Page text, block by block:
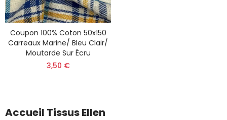
Coupon 100% Coton 50x150
Carreaux Marine/ Bleu Clair/
Moutarde Sur Écru
3,50 €
Accueil Tissus Ellen